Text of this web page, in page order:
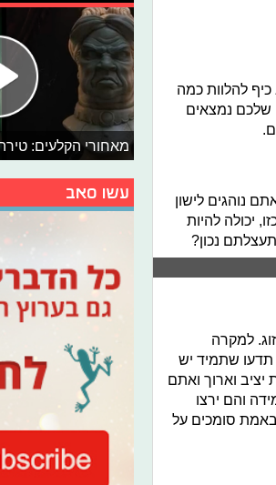
להלוות כמה
שלכם נמצאים
נוהגים לישון
יכולה להיות
נכון?
למקרה
שתמיד יש
וארוך ואתם
והם ירצו
סומכים על
מאחורי הקלעים:
עשו סאב